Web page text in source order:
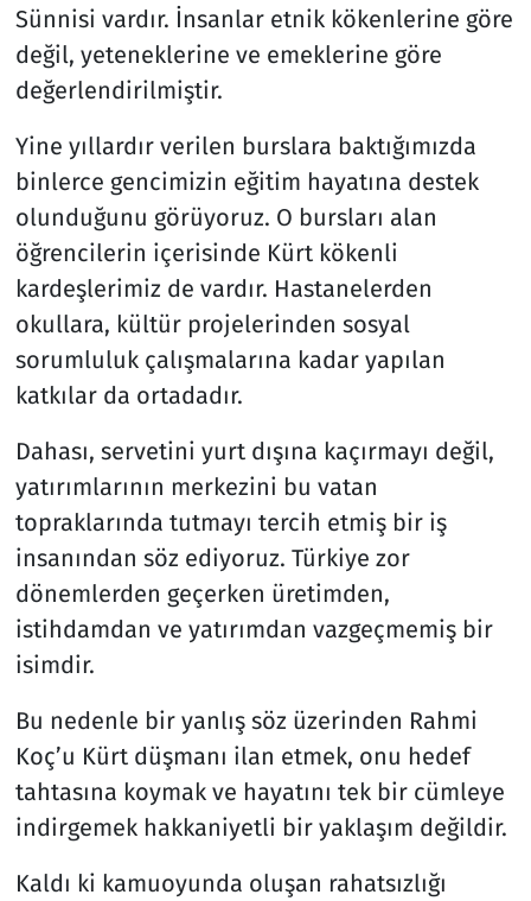
Sünnisi vardır. İnsanlar etnik kökenlerine göre
değil, yeteneklerine ve emeklerine göre
değerlendirilmiştir.
Yine yıllardır verilen burslara baktığımızda
binlerce gencimizin eğitim hayatına destek
olunduğunu görüyoruz. O bursları alan
öğrencilerin içerisinde Kürt kökenli
kardeşlerimiz de vardır. Hastanelerden
okullara, kültür projelerinden sosyal
sorumluluk çalışmalarına kadar yapılan
katkılar da ortadadır.
Dahası, servetini yurt dışına kaçırmayı değil,
yatırımlarının merkezini bu vatan
topraklarında tutmayı tercih etmiş bir iş
insanından söz ediyoruz. Türkiye zor
dönemlerden geçerken üretimden,
istihdamdan ve yatırımdan vazgeçmemiş bir
isimdir.
Bu nedenle bir yanlış söz üzerinden Rahmi
Koç’u Kürt düşmanı ilan etmek, onu hedef
tahtasına koymak ve hayatını tek bir cümleye
indirgemek hakkaniyetli bir yaklaşım değildir.
Kaldı ki kamuoyunda oluşan rahatsızlığı